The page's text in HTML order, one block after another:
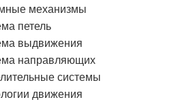
механизмы
петель
выдвижения
направляющих
системы
движения